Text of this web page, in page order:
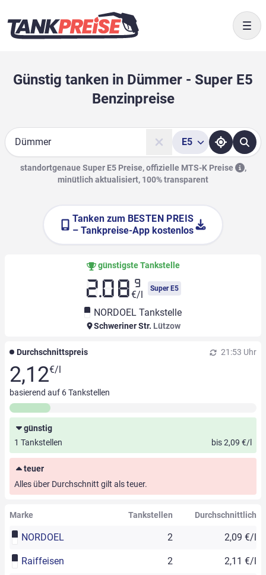
Günstig tanken in Dümmer - Super E5
Benzinpreise
Suche
E5
standortgenaue Super E5 Preise, offizielle MTS-K Preise
,
minütlich aktualisiert, 100% transparent
Tanken zum BESTEN PREIS
– Tankpreise-App kostenlos
günstigste Tankstelle
2.08 9
€/l
Super E5
NORDOEL Tankstelle
Schweriner Str. Lützow
Durchschnittspreis 21:53 Uhr
2,12€/l
basierend auf 6Tankstellen
günstig
1 Tankstellen
bis 2,09 €/l
teuer
Alles über Durchschnitt gilt als teuer.
Marke Tankstellen Durchschnittlich
NORDOEL 2 2,09 €/l
Raiffeisen 2 2,11 €/l